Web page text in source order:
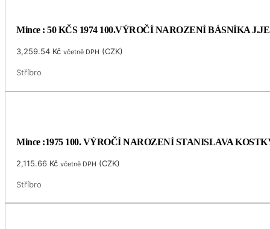
Mince : 50 KČS 1974 100.VÝROČÍ NAROZENÍ BÁSNÍKA
3,259.54 Kč včetně DPH (CZK)
Stříbro
Mince :1975 100. VÝROČÍ NAROZENÍ STANISLAVA
2,115.66 Kč včetně DPH (CZK)
Stříbro